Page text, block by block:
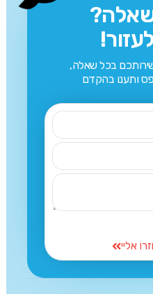
בכל שאלה,
ותענו בהקדם
אליי